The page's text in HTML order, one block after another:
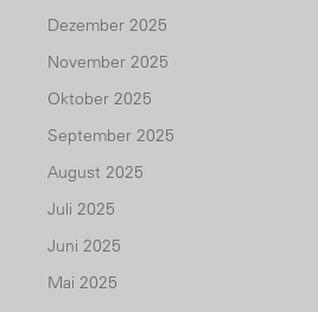
Dezember 2025
November 2025
Oktober 2025
September 2025
August 2025
Juli 2025
Juni 2025
Mai 2025